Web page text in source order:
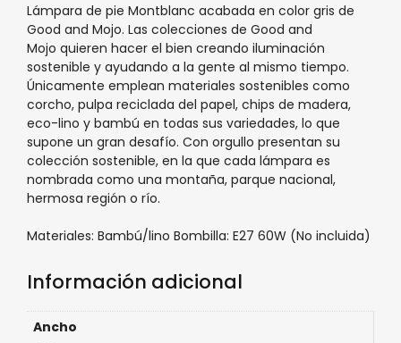
Lámpara de pie Montblanc acabada en color gris de
Good and Mojo. Las colecciones de Good and
Mojo quieren hacer el bien creando iluminación
sostenible y ayudando a la gente al mismo tiempo.
Únicamente emplean materiales sostenibles como
corcho, pulpa reciclada del papel, chips de madera,
eco-lino y bambú en todas sus variedades, lo que
supone un gran desafío. Con orgullo presentan su
colección sostenible, en la que cada lámpara es
nombrada como una montaña, parque nacional,
hermosa región o río.
Materiales: Bambú/lino Bombilla: E27 60W (No incluida)
Información adicional
Ancho